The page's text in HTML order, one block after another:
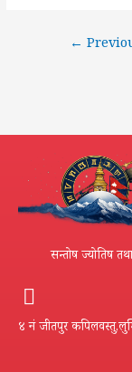
←
सन्तोष ज्योतिष
४ नं जीतपुर